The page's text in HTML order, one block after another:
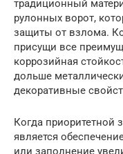
традиционный
рулонных ворот,
защиты от взлома.
присущи все
коррозийная
дольше
декоративные
Когда приоритетной
является
или заполнение